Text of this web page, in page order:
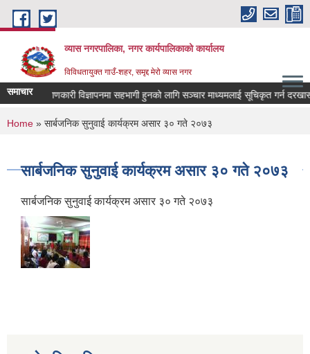
Skip to main content
व्यास नगरपालिका, नगर कार्यपालिकाको कार्यालय
विविधतायुक्त गाउँ-शहर, समृद्द मेरो व्यास नगर
समाचार
लोक कल्याणकारी विज्ञापनमा सहभागी हुनको लागि सञ्चार माध्यमलाई सूचिकृत गर्न दरखास्त
You are here
Home » सार्बजनिक सुनुवाई कार्यक्रम असार ३० गते २०७३
सार्बजनिक सुनुवाई कार्यक्रम असार ३० गते २०७३
सार्बजनिक सुनुवाई कार्यक्रम असार ३० गते २०७३